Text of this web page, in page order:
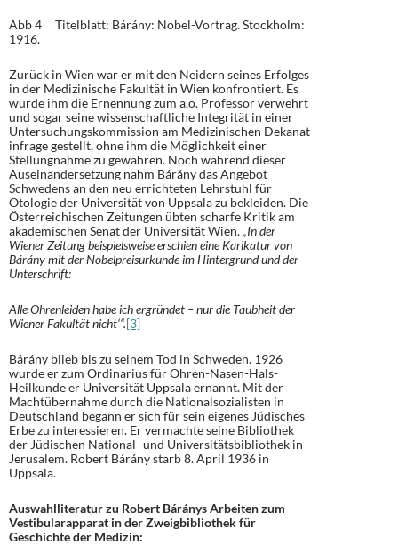
Abb 4 Titelblatt: Bárány: Nobel-Vortrag. Stockholm:
1916.
Zurück in Wien war er mit den Neidern seines Erfolges
in der Medizinische Fakultät in Wien konfrontiert. Es
wurde ihm die Ernennung zum a.o. Professor verwehrt
und sogar seine wissenschaftliche Integrität in einer
Untersuchungskommission am Medizinischen Dekanat
infrage gestellt, ohne ihm die Möglichkeit einer
Stellungnahme zu gewähren. Noch während dieser
Auseinandersetzung nahm Bárány das Angebot
Schwedens an den neu errichteten Lehrstuhl für
Otologie der Universität von Uppsala zu bekleiden. Die
Österreichischen Zeitungen übten scharfe Kritik am
akademischen Senat der Universität Wien.„In der
Wiener Zeitung beispielsweise erschien eine Karikatur von
Bárány mit der Nobelpreisurkunde im Hintergrund und der
Unterschrift:
Alle Ohrenleiden habe ich ergründet – nur die Taubheit der
Wiener Fakultät nicht‘“.[3]
Bárány blieb bis zu seinem Tod in Schweden. 1926
wurde er zum Ordinarius für Ohren-Nasen-Hals-
Heilkunde er Universität Uppsala ernannt. Mit der
Machtübernahme durch die Nationalsozialisten in
Deutschland begann er sich für sein eigenes Jüdisches
Erbe zu interessieren. Er vermachte seine Bibliothek
der Jüdischen National- und Universitätsbibliothek in
Jerusalem. Robert Bárány starb 8. April 1936 in
Uppsala.
Auswahlliteratur zu Robert Báránys Arbeiten zum
Vestibularapparat in der Zweigbibliothek für
Geschichte der Medizin: